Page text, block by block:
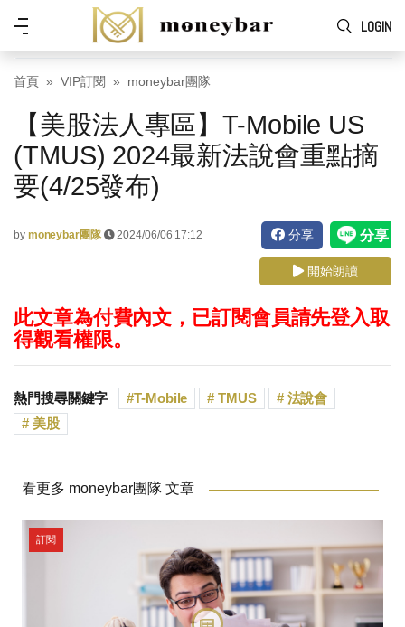
Skip to main content
LOGIN
功
表
首頁 VIP訂閱 moneybar團隊
【美股法人專區】T-Mobile US
(TMUS) 2024最新法說會重點摘
要(4/25發布)
by moneybar團隊 2024/06/06 17:12 分享
開始朗讀
此文章為付費內文，已訂閱會員請先登入取
得觀看權限。
熱門搜尋關鍵字 T-Mobile TMUS
法說會
美股
看更多 moneybar團隊 文章
訂閱